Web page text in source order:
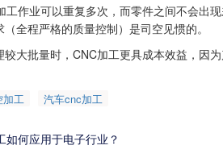
工作业可以重复多次，而零件之间不会出
全程严格的质量控制）是司空见惯的。
大批量时，CNC加工更具成本效益，因
加工 汽车cnc加工
如何应用于电子行业？